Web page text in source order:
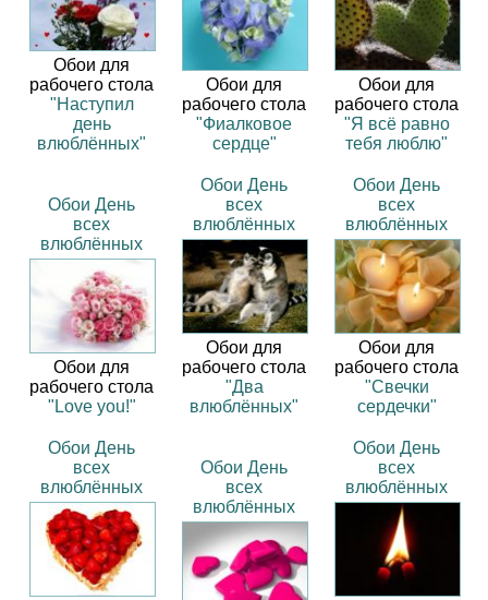
Обои для
рабочего стола
"Наступил
день
влюблённых"
Обои для
рабочего стола
"Фиалковое
сердце"
Обои для
рабочего стола
"Я всё равно
тебя люблю"
Обои День
всех
влюблённых
Обои для
рабочего стола
"Love you!"
Обои День
всех
влюблённых
Обои для
рабочего стола
"Два
влюблённых"
Обои День
всех
влюблённых
Обои для
рабочего стола
"Свечки
сердечки"
Обои День
всех
влюблённых
Обои День
всех
влюблённых
Обои День
всех
влюблённых